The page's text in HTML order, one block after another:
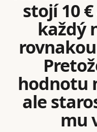
stojí 10
každý
hodnotu
ale
mu